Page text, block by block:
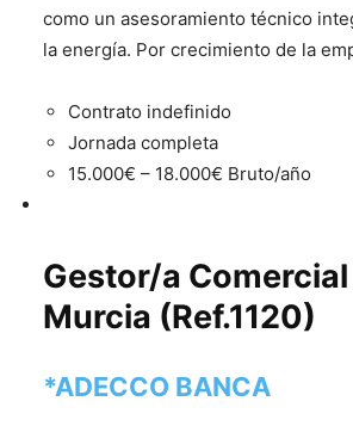
como un asesoramiento técnico
la energía. Por crecimiento de la
Contrato indefinido
Jornada completa
15.000€ – 18.000€ Bruto/año
Gestor/a
Murcia (Ref.1120)
*ADECCO BANCA